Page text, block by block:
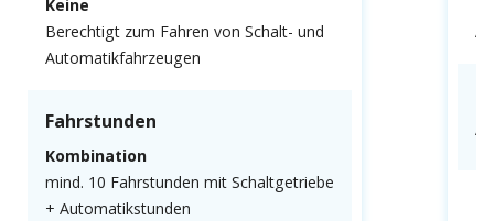
Keine
Berechtigt zum Fahren von Schalt- und
Automatikfahrzeugen
Fahrstunden
Kombination
mind. 10 Fahrstunden mit Schaltgetriebe
+ Automatikstunden